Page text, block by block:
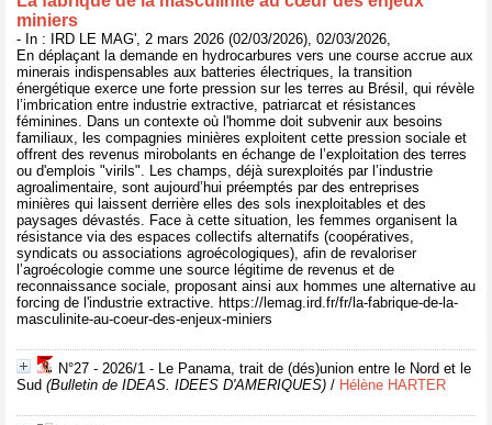
miniers
- In : IRD LE MAG', 2 mars 2026 (02/03/2026), 02/03/2026,
En déplaçant la demande en hydrocarbures vers une course accrue aux
minerais indispensables aux batteries électriques, la transition
énergétique exerce une forte pression sur les terres au Brésil, qui révèle
l’imbrication entre industrie extractive, patriarcat et résistances
féminines. Dans un contexte où l'homme doit subvenir aux besoins
familiaux, les compagnies minières exploitent cette pression sociale et
offrent des revenus mirobolants en échange de l’exploitation des terres
ou d'emplois "virils". Les champs, déjà surexploités par l’industrie
agroalimentaire, sont aujourd’hui préemptés par des entreprises
minières qui laissent derrière elles des sols inexploitables et des
paysages dévastés. Face à cette situation, les femmes organisent la
résistance via des espaces collectifs alternatifs (coopératives,
syndicats ou associations agroécologiques), afin de revaloriser
l’agroécologie comme une source légitime de revenus et de
reconnaissance sociale, proposant ainsi aux hommes une alternative au
forcing de l'industrie extractive. https://lemag.ird.fr/fr/la-fabrique-de-la-
masculinite-au-coeur-des-enjeux-miniers
N°27 - 2026/1 - Le Panama, trait de (dés)union entre le Nord et le
Sud (Bulletin de IDEAS. IDEES D'AMERIQUES) / Hélène HARTER